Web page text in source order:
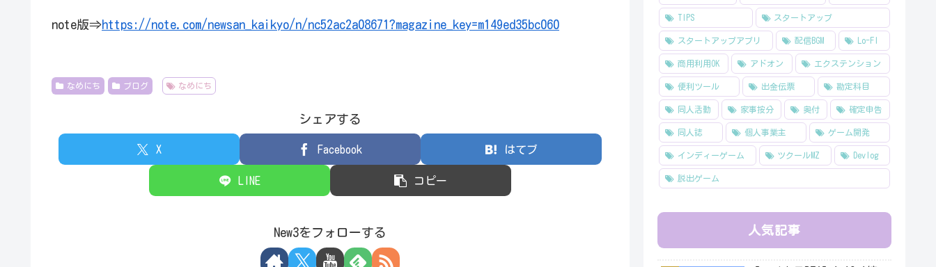
note版⇒https://note.com/newsan_kaikyo/n/nc52ac2a08671?magazine_key=m149ed35bc060
なめにち ブログ なめにち
シェアする
X Facebook はてブ
LINE コピー
New3をフォローする
TIPS スタートアップ
スタートアップアプリ 配信BGM Lo-FI
商用利用OK アドオン エクステンション
便利ツール 出金伝票 勘定科目
同人活動 家事按分 奥付 確定申告
同人誌 個人事業主 ゲーム開発
インディーゲーム ツクールMZ Devlog
脱出ゲーム
人気記事